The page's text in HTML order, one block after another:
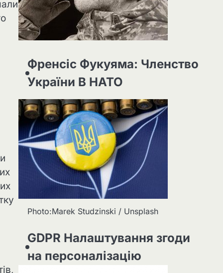
Френсіс Фукуяма: Членство
України В НАТО
Photo:Marek Studzinski / Unsplash
GDPR Налаштування згоди
на персоналізацію